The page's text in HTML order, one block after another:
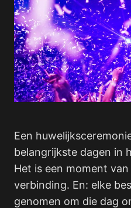
Een
belangrijkste dagen in
Het is een moment
verbinding. En: elke
genomen om die dag